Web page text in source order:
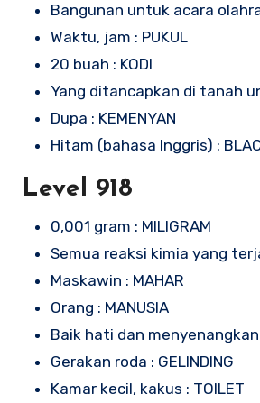
Bangunan untuk acara
Waktu, jam : PUKUL
20 buah : KODI
Yang ditancapkan di tanah
Dupa : KEMENYAN
Hitam (bahasa Inggris) :
Level 918
0,001 gram : MILIGRAM
Semua reaksi kimia yang
Maskawin : MAHAR
Orang : MANUSIA
Baik hati dan menyenangkan
Gerakan roda : GELINDING
Kamar kecil, kakus : TOILET